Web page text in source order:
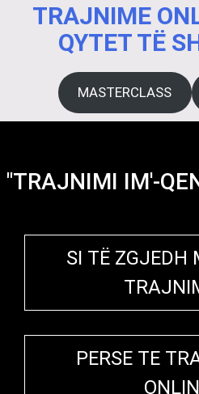
TRAJNIME
QYTET TË
MASTERCLASS
"TRAJNIMI IM'-
SI TË ZGJEDH
PERSE TE